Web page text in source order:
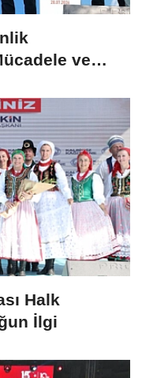
ve
Halk
İlgi